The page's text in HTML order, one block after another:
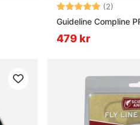
Betyg: (2)
Guideline Compline
479 kr